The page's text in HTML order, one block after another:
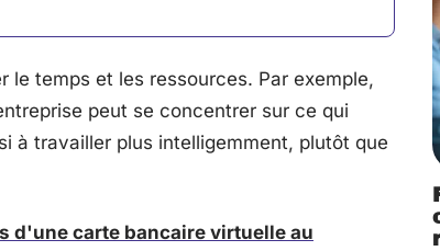
le temps et les ressources. Par exemple,
peut se concentrer sur ce qui
à travailler plus intelligemment, plutôt que
d'une carte bancaire virtuelle au